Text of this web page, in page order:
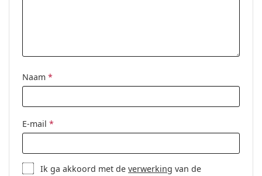
Naam *
E-mail *
Ik ga akkoord met deverwerking van de